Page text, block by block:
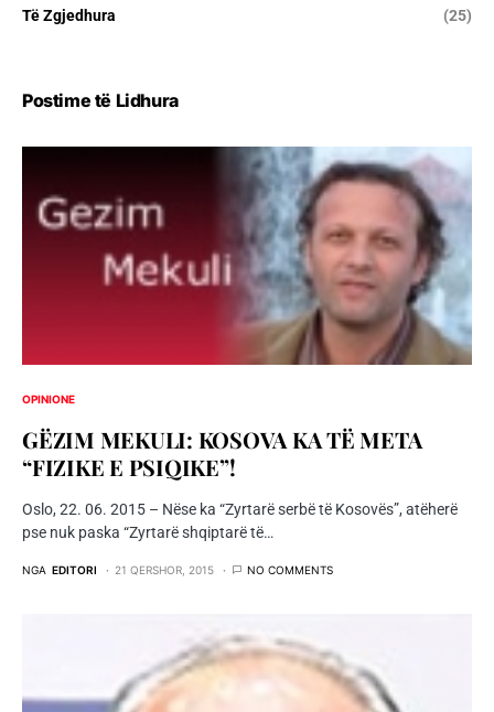
Të Zgjedhura (25)
Postime të Lidhura
OPINIONE
GËZIM MEKULI: KOSOVA KA TË META
“FIZIKE E PSIQIKE”!
Oslo, 22. 06. 2015 – Nëse ka “Zyrtarë serbë të Kosovës”, atëherë
pse nuk paska “Zyrtarë shqiptarë të…
NGA EDITORI 21 QERSHOR, 2015 NO COMMENTS